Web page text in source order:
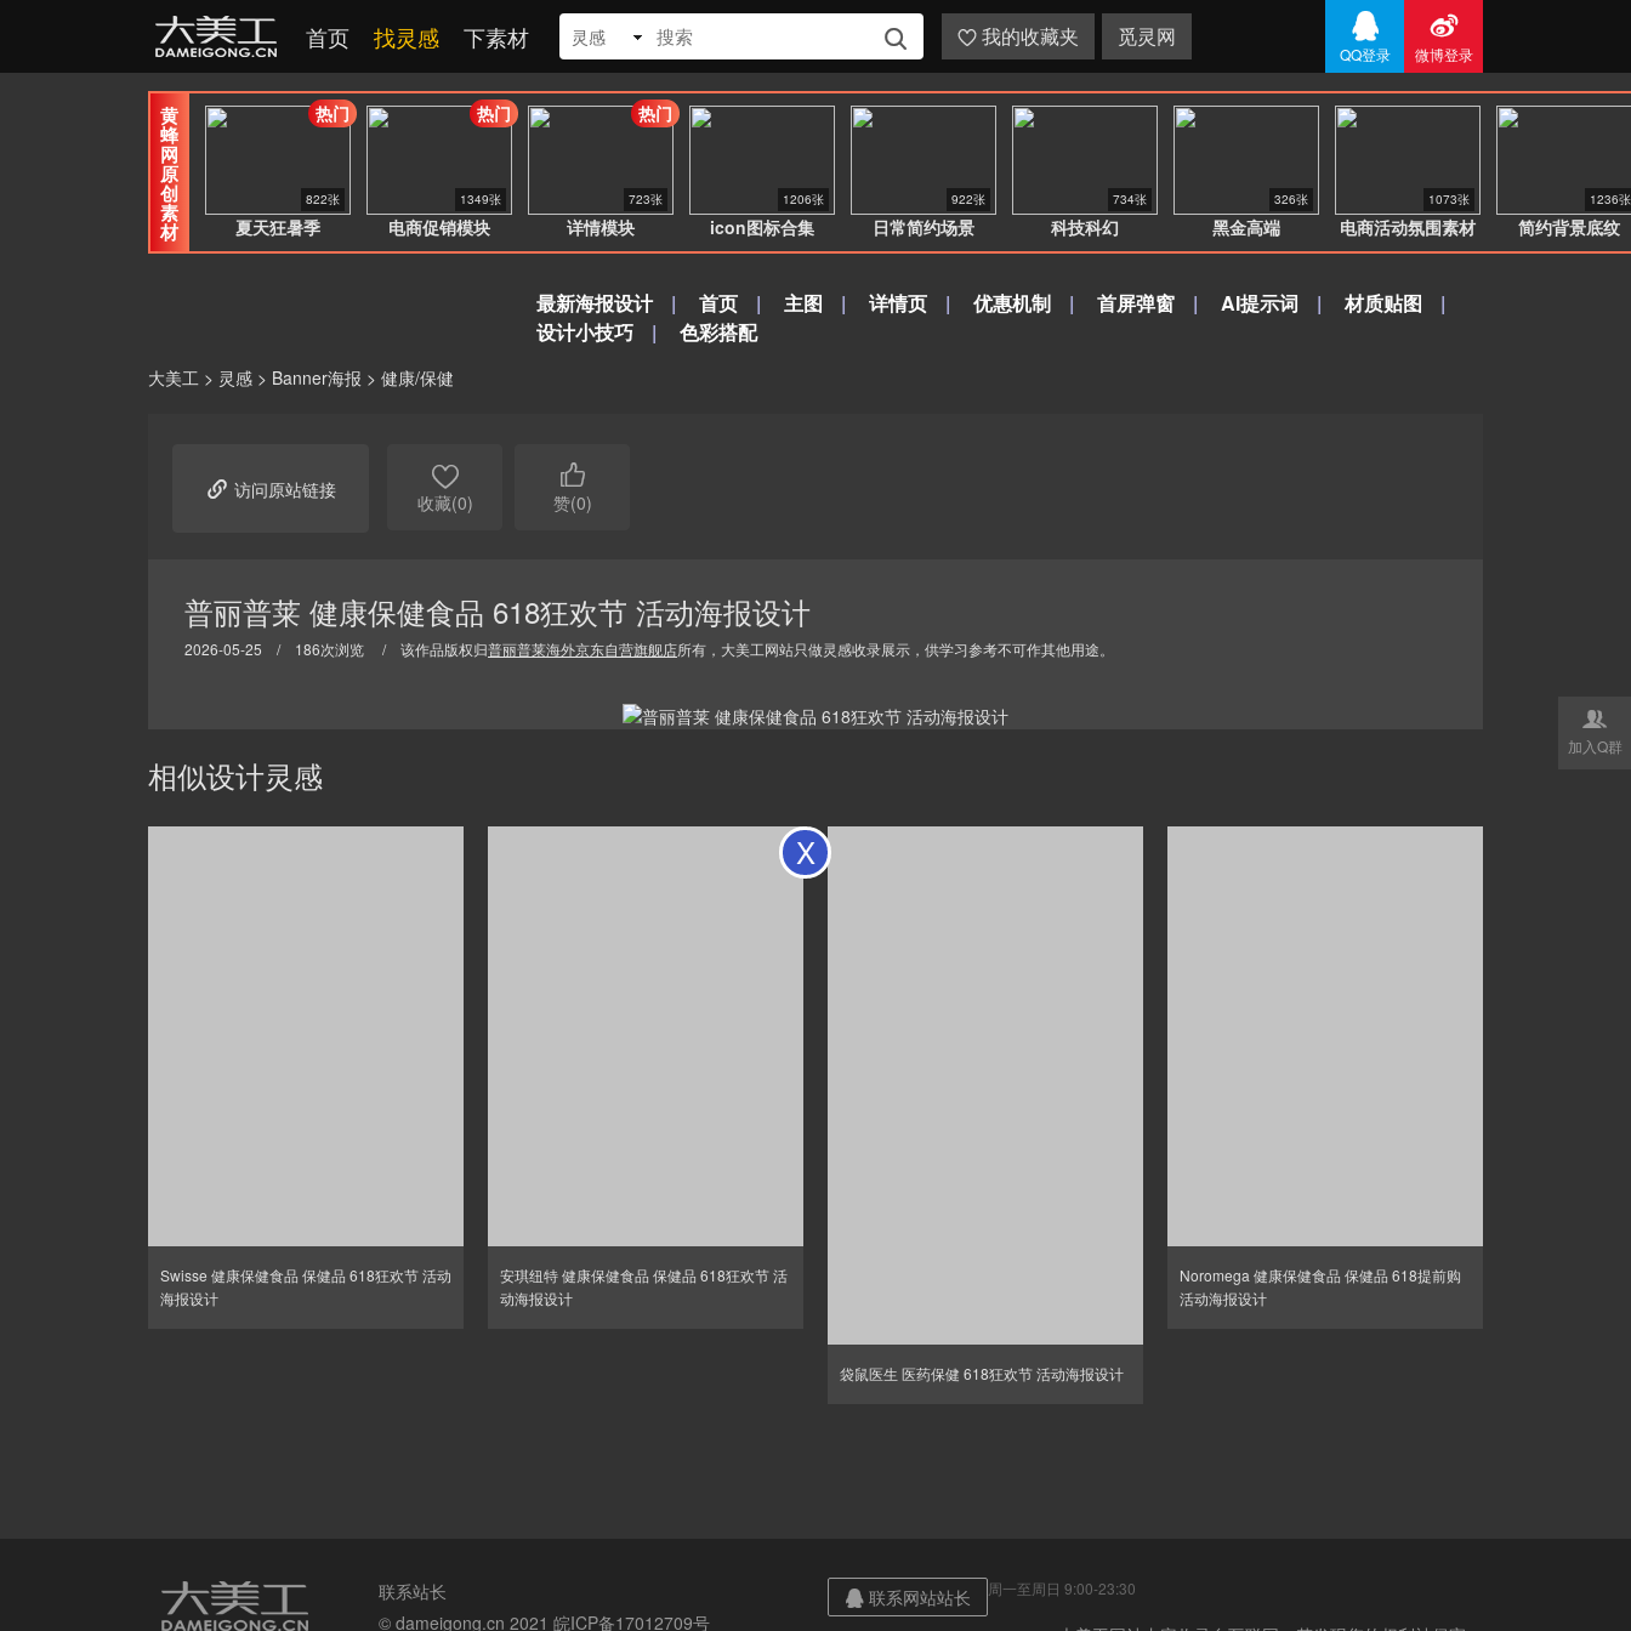
首页 找灵感 下素材 灵感   我的收藏夹 觅灵网 
QQ登录

微博登录
黄
蜂
网
原
创
素
材 夏天狂暑季
822张
热门
电商促销模块
1349张
热门
详情模块
723张
热门
icon图标合集
1206张
日常简约场景
922张
科技科幻
734张
黑金高端
326张
电商活动氛围素材
1073张
简约背景底纹
1236张
最新海报设计 | 首页 | 主图 | 详情页 | 优惠机制 | 首屏弹窗 | AI提示词 | 材质贴图
|
设计小技巧
| 色彩搭配
大美工 > 灵感 > Banner海报 > 健康/保健
 访问原站链接 
收藏(0)

赞(0)
普丽普莱 健康保健食品 618狂欢节 活动海报设计
2026-05-25 / 186次浏览 / 该作品版权归普丽普莱海外京东自营旗舰店所有，大美工网站只做灵感收录展示，供学习参考不可作其他用途。
相似设计灵感
Swisse 健康保健食品 保健品 618狂欢节 活动
海报设计
安琪纽特 健康保健食品 保健品 618狂欢节 活
动海报设计
袋鼠医生 医药保健 618狂欢节 活动海报设计
Noromega 健康保健食品 保健品 618提前购
活动海报设计
联系站长
© dameigong.cn 2021 皖ICP备17012709号
 联系网站站长 周一至周日 9:00-23:30

加入Q群
X